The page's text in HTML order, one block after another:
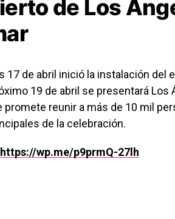
de Los
17 de abril inició la instalación del
19 de abril se presentará Los
promete reunir a más de 10 mil
de la celebración.
https://wp.me/p9prmQ-27lh